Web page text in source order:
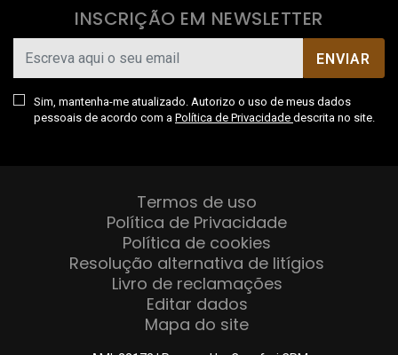
INSCRIÇÃO EM NEWSLETTER
ENVIAR
Sim, mantenha-me atualizado. Autorizo o uso de meus dados
pessoais de acordo com a Política de Privacidade descrita no site.
Termos de uso
Política de Privacidade
Política de cookies
Resolução alternativa de litígios
Livro de reclamações
Editar dados
Mapa do site